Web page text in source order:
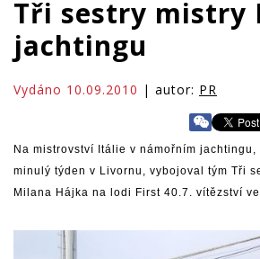
Tři sestry mistry
jachtingu
Vydáno 10.09.2010 | autor: PR
Na mistrovství Itálie v námořním
minulý týden v Livornu, vybojoval tým Tři
Milana Hájka na lodi First 40.7. vítězství